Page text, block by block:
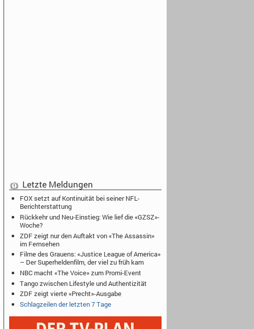
Letzte Meldungen
FOX setzt auf Kontinuität bei seiner NFL-
Berichterstattung
Rückkehr und Neu-Einstieg: Wie lief die «GZSZ»-
Woche?
ZDF zeigt nur den Auftakt von «The Assassin»
im Fernsehen
Filme des Grauens: «Justice League of America»
– Der Superheldenfilm, der viel zu früh kam
NBC macht «The Voice» zum Promi-Event
Tango zwischen Lifestyle und Authentizität
ZDF zeigt vierte «Precht»-Ausgabe
Schlagzeilen der letzten 7 Tage